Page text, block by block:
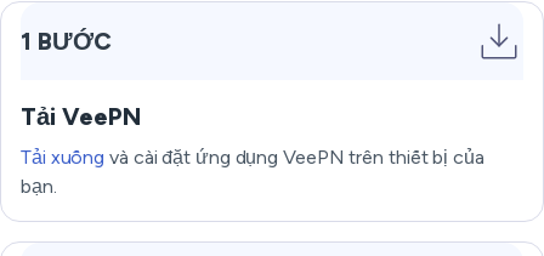
1 BƯỚC
Tải VeePN
Tải xuống và cài đặt ứng dụng VeePN trên thiết bị của
bạn.